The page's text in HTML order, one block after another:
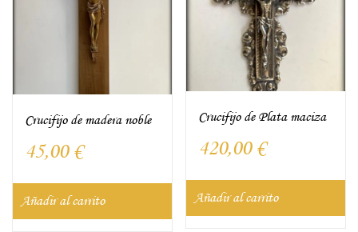
Crucifijo de madera noble
45,00 €
Añadir al carrito
Crucifijo de Plata maciza
420,00 €
Añadir al carrito